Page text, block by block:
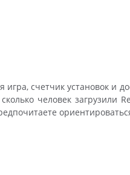
счетчик установок и
человек загрузили